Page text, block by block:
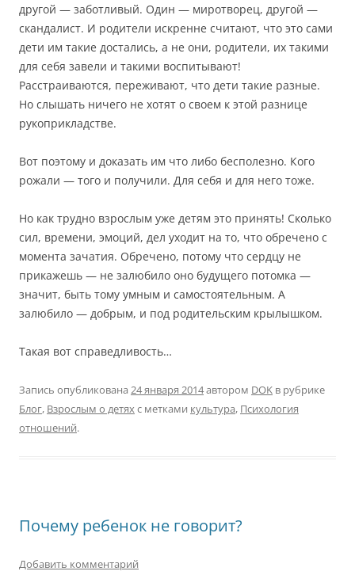
другой — заботливый. Один — миротворец, другой —
скандалист. И родители искренне считают, что это сами
дети им такие достались, а не они, родители, их такими
для себя завели и такими воспитывают!
Расстраиваются, переживают, что дети такие разные.
Но слышать ничего не хотят о своем к этой разнице
рукоприкладстве.
Вот поэтому и доказать им что либо бесполезно. Кого
рожали — того и получили. Для себя и для него тоже.
Но как трудно взрослым уже детям это принять! Сколько
сил, времени, эмоций, дел уходит на то, что обречено с
момента зачатия. Обречено, потому что сердцу не
прикажешь — не залюбило оно будущего потомка —
значит, быть тому умным и самостоятельным. А
залюбило — добрым, и под родительским крылышком.
Такая вот справедливость…
Запись опубликована 24 января 2014автором DOK в рубрике
Блог, Взрослым о детяхс метками культура, Психология
отношений.
Почему ребенок не говорит?
Добавить комментарий